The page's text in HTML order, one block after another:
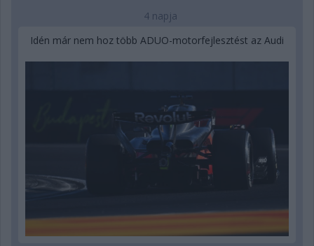
4 napja
Idén már nem hoz több ADUO-motorfejlesztést az Audi